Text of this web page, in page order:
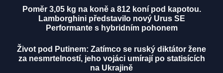
Poměr 3,05 kg na koně a 812 koní pod kapotou.
Lamborghini představilo nový Urus SE
Performante s hybridním pohonem
Život pod Putinem: Zatímco se ruský diktátor žene
za nesmrtelností, jeho vojáci umírají po statisících
na Ukrajině